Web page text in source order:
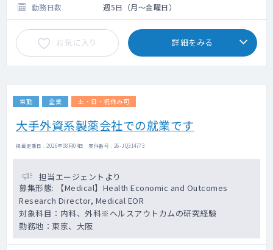
・Field Engagement Planに基づく
Individual Planの作成・実行
・Scientific Exchangeを介したUnmet
Medical Needs、Data Gap等のInsight収集
・担当疾患領域に関わる論文、学会等の最新
情報収集
の社内関連部署との共有
Education等メディカルイベントのサポート
勤務日数 週5日（月～金曜日）
お気に入り 詳細をみる
常勤 企業 土・日・祝休み可
大手外資系製薬会社での就業です
掲載更新日 : 2026年08月04日 案件番号 : 26-JQ314773
担当エージェントより
募集形態: 【Medical】Health Economic and Outcomes
Research Director, Medical EOR
対象科目：内科、外科※ヘルスアウトカムの研究経験
勤務地：東京、大阪